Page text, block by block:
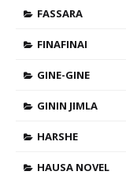
FASSARA
FINAFINAI
GINE-GINE
GININ JIMLA
HARSHE
HAUSA NOVEL